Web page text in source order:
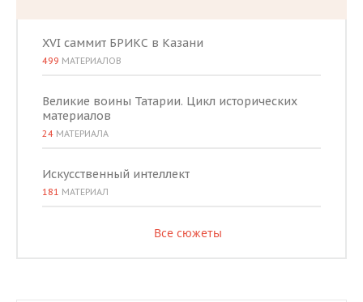
XVI саммит БРИКС в Казани
499 МАТЕРИАЛОВ
Великие воины Татарии. Цикл исторических
материалов
24 МАТЕРИАЛА
Искусственный интеллект
181 МАТЕРИАЛ
Все сюжеты